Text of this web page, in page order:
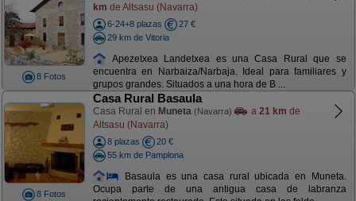
8 Fotos
km de Altsasu (Navarra)
6-24+8 plazas
27 €
29 km de Vitoria
Apezetxea Landetxea es una Casa Rural que se
encuentra en Narbaiza/Narbaja. Ideal para familiares y
grupos grandes. Situados a una hora de B ...
8 Fotos
Casa Rural Basaula
Casa Rural en Muneta (Navarra) a 21 km de
Altsasu (Navarra)
8 plazas
20 €
55 km de Pamplona
Basaula es una casa rural ubicada en Muneta.
Ocupa parte de una antigua casa de labranza